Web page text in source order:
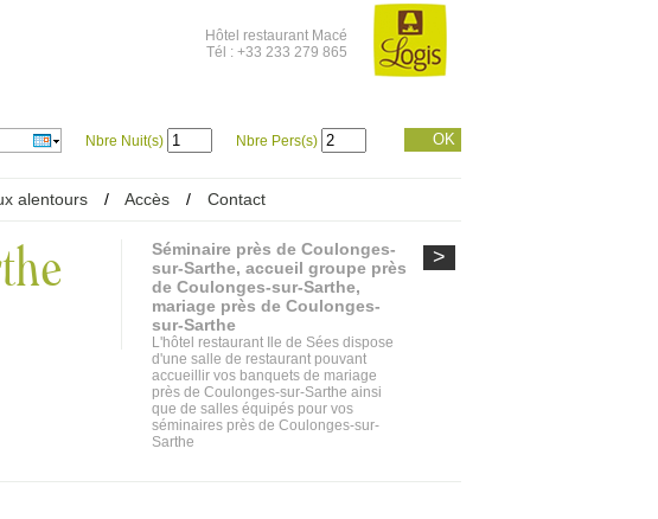
Hôtel restaurant Macé
Tél : +33 233 279 865
Nbre Nuit(s) Nbre Pers(s) OK
alentours / Accès / Contact
Séminaire près de Coulonges-
sur-Sarthe, accueil groupe près
de Coulonges-sur-Sarthe,
mariage près de Coulonges-
sur-Sarthe
L'hôtel restaurant Ile de Sées dispose
d'une salle de restaurant pouvant
accueillir vos banquets de mariage
près de Coulonges-sur-Sarthe ainsi
que de salles équipés pour vos
séminaires près de Coulonges-sur-
Sarthe
>